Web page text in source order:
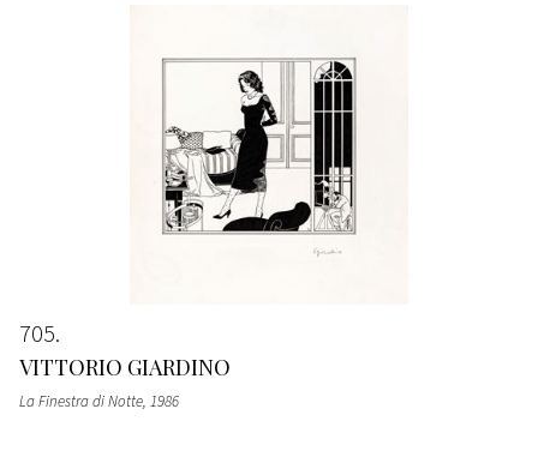
705
VITTORIO GIARDINO
La Finestra di Notte, 1986